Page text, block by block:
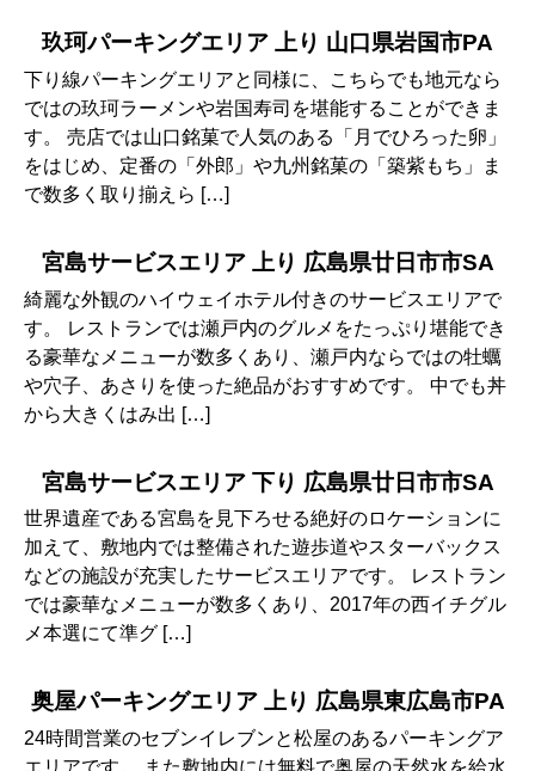
玖珂パーキングエリア 上り 山口県岩国市PA
下り線パーキングエリアと同様に、こちらでも地元なら
ではの玖珂ラーメンや岩国寿司を堪能することができま
す。 売店では山口銘菓で人気のある「月でひろった卵」
をはじめ、定番の「外郎」や九州銘菓の「築紫もち」ま
で数多く取り揃えら […]
宮島サービスエリア 上り 広島県廿日市市SA
綺麗な外観のハイウェイホテル付きのサービスエリアで
す。 レストランでは瀬戸内のグルメをたっぷり堪能でき
る豪華なメニューが数多くあり、瀬戸内ならではの牡蠣
や穴子、あさりを使った絶品がおすすめです。 中でも丼
から大きくはみ出 […]
宮島サービスエリア 下り 広島県廿日市市SA
世界遺産である宮島を見下ろせる絶好のロケーションに
加えて、敷地内では整備された遊歩道やスターバックス
などの施設が充実したサービスエリアです。 レストラン
では豪華なメニューが数多くあり、2017年の西イチグル
メ本選にて準グ […]
奥屋パーキングエリア 上り 広島県東広島市PA
24時間営業のセブンイレブンと松屋のあるパーキングア
エリアです。 また敷地内には無料で奥屋の天然水を給水